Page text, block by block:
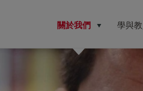
關於我們 學與